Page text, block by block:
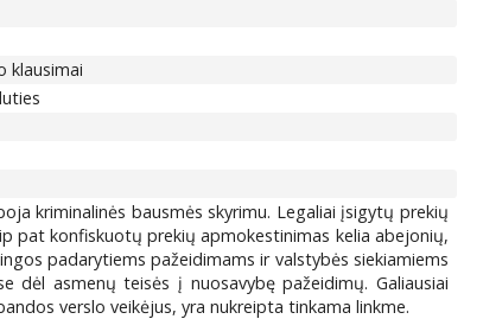
klausimai
kriminalinės bausmės skyrimu. Legaliai įsigytų prekių
pat konfiskuotų prekių apmokestinimas kelia abejonių,
padarytiems pažeidimams ir valstybės siekiamiems
dėl asmenų teisės į nuosavybę pažeidimų. Galiausiai
verslo veikėjus, yra nukreipta tinkama linkme.